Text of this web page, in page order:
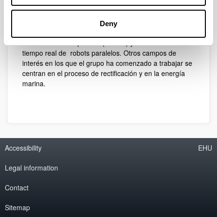
Deny
real, sistemas de automatización y sistemas de
comunicación a diferentes procesos industriales. Entre
de electroerosión por hilo (WEDM) y el control en
tiempo real de robots paralelos. Otros campos de
interés en los que el grupo ha comenzado a trabajar se
centran en el proceso de rectificación y en la energía
marina.
Accessibility
Legal information
Contact
Sitemap
EHU